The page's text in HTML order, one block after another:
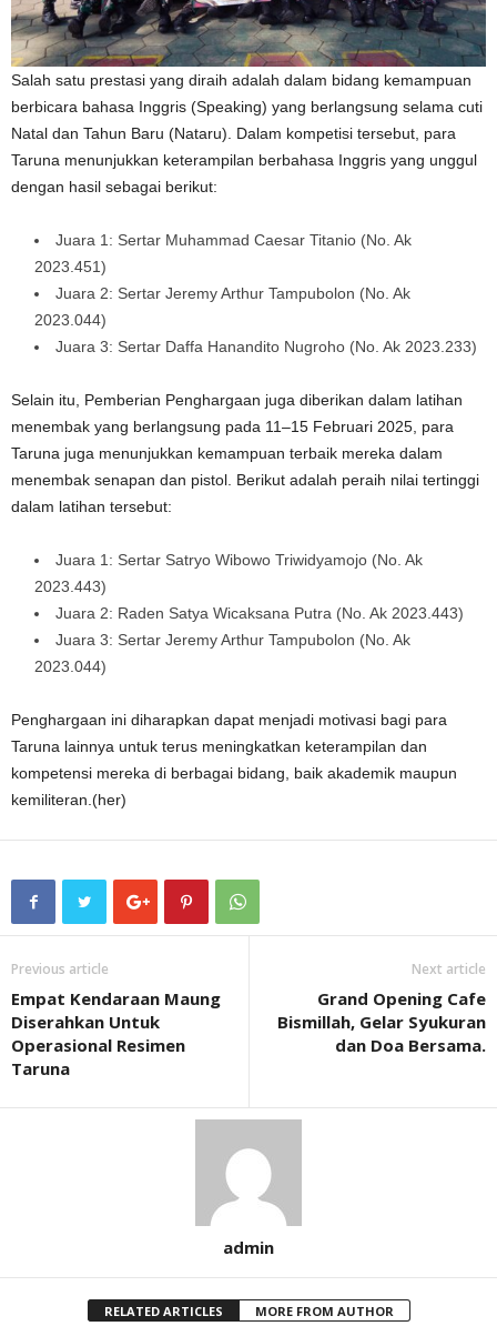
Salah satu prestasi yang diraih adalah dalam bidang kemampuan
berbicara bahasa Inggris (Speaking) yang berlangsung selama cuti
Natal dan Tahun Baru (Nataru). Dalam kompetisi tersebut, para
Taruna menunjukkan keterampilan berbahasa Inggris yang unggul
dengan hasil sebagai berikut:
Juara 1: Sertar Muhammad Caesar Titanio (No. Ak
2023.451)
Juara 2: Sertar Jeremy Arthur Tampubolon (No. Ak
2023.044)
Juara 3: Sertar Daffa Hanandito Nugroho (No. Ak 2023.233)
Selain itu, Pemberian Penghargaan juga diberikan dalam latihan
menembak yang berlangsung pada 11–15 Februari 2025, para
Taruna juga menunjukkan kemampuan terbaik mereka dalam
menembak senapan dan pistol. Berikut adalah peraih nilai tertinggi
dalam latihan tersebut:
Juara 1: Sertar Satryo Wibowo Triwidyamojo (No. Ak
2023.443)
Juara 2: Raden Satya Wicaksana Putra (No. Ak 2023.443)
Juara 3: Sertar Jeremy Arthur Tampubolon (No. Ak
2023.044)
Penghargaan ini diharapkan dapat menjadi motivasi bagi para
Taruna lainnya untuk terus meningkatkan keterampilan dan
kompetensi mereka di berbagai bidang, baik akademik maupun
kemiliteran.(her)
Previous article
Empat Kendaraan Maung
Diserahkan Untuk
Operasional Resimen
Taruna
Next article
Grand Opening Cafe
Bismillah, Gelar Syukuran
dan Doa Bersama.
admin
RELATED ARTICLES MORE FROM AUTHOR